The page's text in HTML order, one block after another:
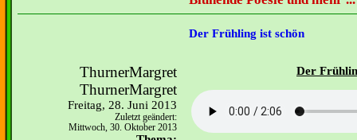
Der Frühling ist schön
ThurnerMargret
ThurnerMargret
Freitag, 28. Juni 2013
Zuletzt geändert:
Mittwoch, 30. Oktober 2013
Der Frühlin